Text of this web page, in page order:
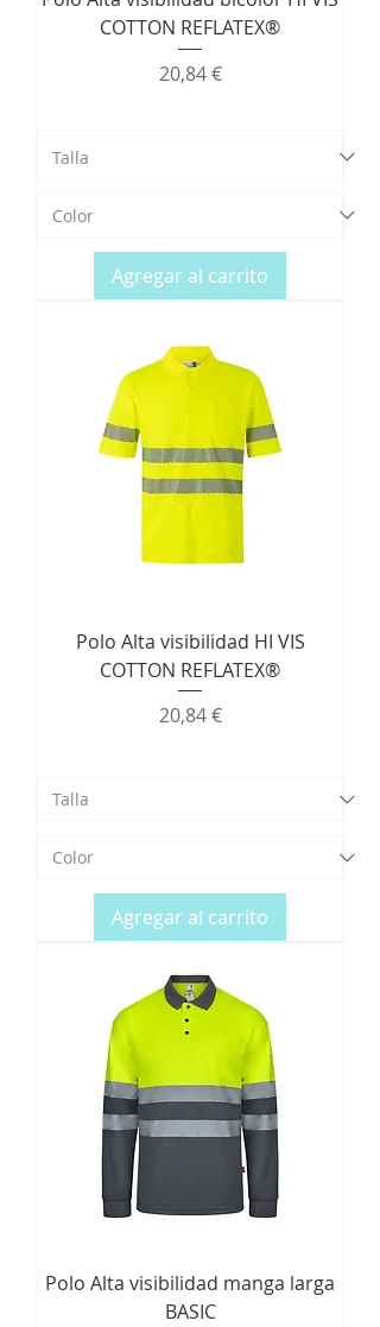
COTTON REFLATEX®
Precio
20,84 €
Agregar al carrito
Polo Alta visibilidad HI VIS
COTTON REFLATEX®
Precio
20,84 €
Agregar al carrito
Polo Alta visibilidad manga larga
BASIC